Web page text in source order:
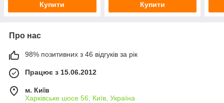
Купити Купити
Про нас
98% позитивних з 46 відгуків за рік
Працює з 15.06.2012
м. Київ
Харківське шосе 56, Київ, Україна